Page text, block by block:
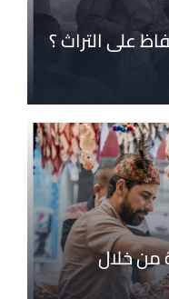
على التراث ؟
من خلال